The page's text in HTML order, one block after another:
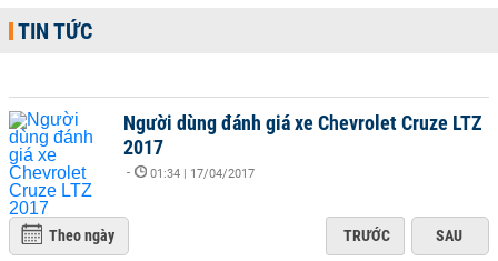
TIN TỨC
Người dùng đánh giá xe Chevrolet Cruze LTZ
2017
- 01:34 | 17/04/2017
Theo ngày TRƯỚC SAU